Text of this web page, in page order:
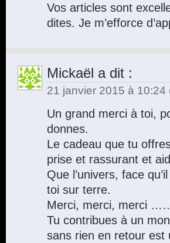
Vos articles sont
dites. Je m’efforce
Mickaël a dit :
21 janvier 2015 à 10:24
Un grand merci à toi,
donnes.
Le cadeau que tu
prise et rassurant et
Que l’univers, face
toi sur terre.
Merci, merci, merci
Tu contribues à un
sans rien en retour est